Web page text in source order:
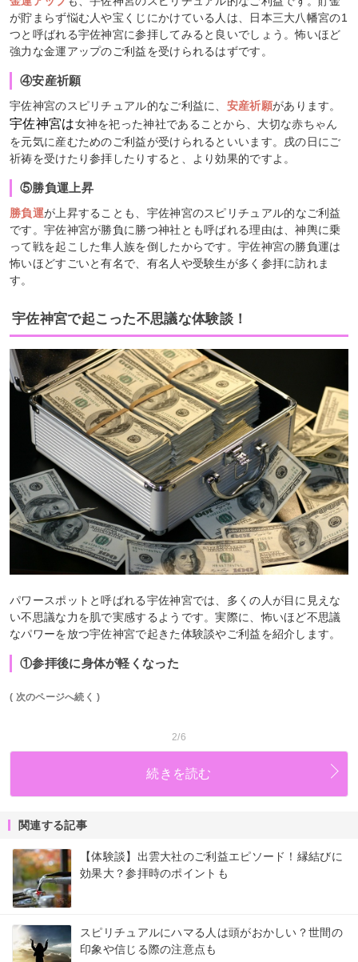
が貯まらず悩む人や宝くじにかけている人は、日本三大八幡宮の1
つと呼ばれる宇佐神宮に参拝してみると良いでしょう。怖いほど
強力な金運アップのご利益を受けられるはずです。
④安産祈願
宇佐神宮のスピリチュアル的なご利益に、 安産祈願があります。
宇佐神宮は女神を祀った神社であることから、大切な赤ちゃん
を元気に産むためのご利益が受けられるといいます。戌の日にご
祈祷を受けたり参拝したりすると、より効果的ですよ。
⑤勝負運上昇
勝負運が上昇することも、宇佐神宮のスピリチュアル的なご利益
です。宇佐神宮が勝負に勝つ神社とも呼ばれる理由は、神輿に乗
って戦を起こした隼人族を倒したからです。宇佐神宮の勝負運は
怖いほどすごいと有名で、有名人や受験生が多く参拝に訪れま
す。
宇佐神宮で起こった不思議な体験談！
パワースポットと呼ばれる宇佐神宮では、多くの人が目に見えな
い不思議な力を肌で実感するようです。実際に、怖いほど不思議
なパワーを放つ宇佐神宮で起きた体験談やご利益を紹介します。
①参拝後に身体が軽くなった
( 次のページへ続く )
2/6
続きを読む
関連する記事
【体験談】出雲大社のご利益エピソード！縁結びに
効果大？参拝時のポイントも
スピリチュアルにハマる人は頭がおかしい？世間の
印象や信じる際の注意点も